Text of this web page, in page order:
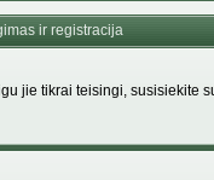
ir registracija
jie tikrai teisingi,